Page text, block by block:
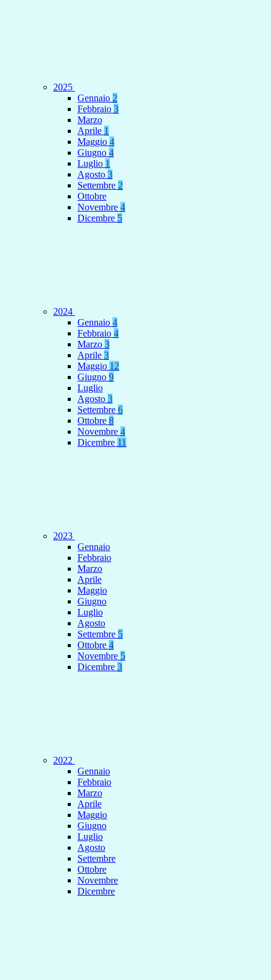
2025
Gennaio 2
Febbraio 3
Marzo
Aprile 1
Maggio 4
Giugno 4
Luglio 1
Agosto 3
Settembre 2
Ottobre
Novembre 4
Dicembre 5
2024
Gennaio 4
Febbraio 4
Marzo 3
Aprile 3
Maggio 12
Giugno 9
Luglio
Agosto 3
Settembre 6
Ottobre 8
Novembre 4
Dicembre 11
2023
Gennaio
Febbraio
Marzo
Aprile
Maggio
Giugno
Luglio
Agosto
Settembre 5
Ottobre 4
Novembre 5
Dicembre 3
2022
Gennaio
Febbraio
Marzo
Aprile
Maggio
Giugno
Luglio
Agosto
Settembre
Ottobre
Novembre
Dicembre